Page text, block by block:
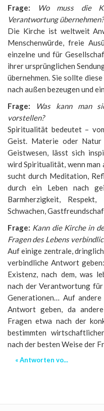
Frage:
Wo muss die
Verantwortung übernehmen?
Die Kirche ist weltweit
Menschenwürde, freie
einzelne und für
ihrer ursprünglichen
übernehmen. Sie sollte
nach außen bezeugen und
Frage:
Was kann man
vorstellen?
Spiritualität bedeutet –
Geist. Materie oder
Geistwesen, lässt sich
wird Spiritualität, wenn man
sucht durch Meditation,
durch ein Leben nach
Barmherzigkeit,
Schwachen,
Frage: Kann die Kirche in
Fragen des Lebens
Auf einige zentrale,
verbindliche Antwort
Existenz, nach dem, was
nach der Verantwortung für
Generationen… Auf
Antwort geben, da
Fragen etwa nach der
bestimmten
nach der besten Weise der
« Antworten vo...